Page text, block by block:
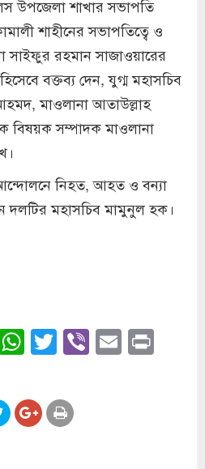
উপজেলা শাখার সভাপতি
শাহীনের সভাপতিত্বে ও
সাইফুর রহমান সাজাওয়ারের
বক্তব্য দেন, যুগ্ম মহাসচিব
মাওলানা আতাউল্লাহ
বিষয়ক সম্পাদক মাওলানা
আন্দোলনে নিহত, আহত ও বন্যা
দলটির মহাসচিব মামুনুল হক।
WhatsApp
Twitter
Viber
Email